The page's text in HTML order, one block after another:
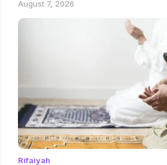
August 7, 2026
Rifaiyah